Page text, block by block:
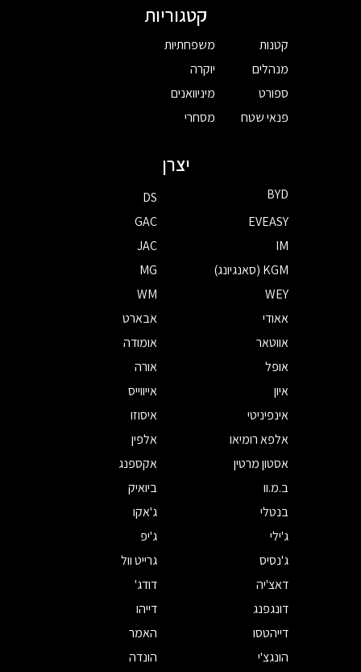
קטגוריות
קטנות
מנהלים
ספורט
פנאי שטח
משפחתיות
יוקרה
מיניוואנים
מסחרי
יצרן
BYD
DS
EVEASY
GAC
IM
JAC
KGM (סאנגיונג)
MG
WEY
WM
אאודי
אבארט
אווטאר
אומודה
אופל
אורה
איון
אייווייס
אינפיניטי
איסוזו
אלפא רומיאו
אלפין
אסטון מרטין
אקספנג
ב.מ.וו
ביואיק
בנטלי
ג'אקו
ג'ילי
ג'יפ
ג'נסיס
גרייט וול
דאצ'יה
דודג'
דונגפנג
דייהו
דייהטסו
האמר
הונגצ'י
הונדה